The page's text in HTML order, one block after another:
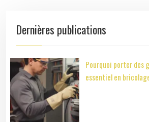
Dernières publications
Pourquoi porter des
essentiel en